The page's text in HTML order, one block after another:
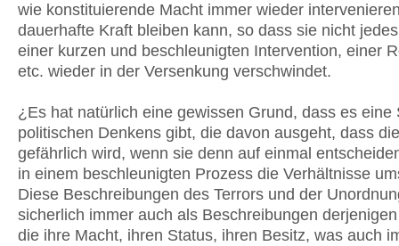
wie konstituierende Macht immer wieder
dauerhafte Kraft bleiben kann, so dass sie nicht
einer kurzen und beschleunigten Intervention, einer
etc. wieder in der Versenkung verschwindet.
¿Es hat natürlich eine gewissen Grund, dass es eine
politischen Denkens gibt, die davon ausgeht, dass
gefährlich wird, wenn sie denn auf einmal
in einem beschleunigten Prozess die Verhältnisse
Diese Beschreibungen des Terrors und der
sicherlich immer auch als Beschreibungen
die ihre Macht, ihren Status, ihren Besitz, was auch